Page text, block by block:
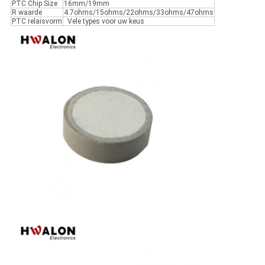
PTC Chip Size
16mm/19mm
R waarde
4.7ohms/15ohms/22ohms/33ohms/47ohms
PTC relaisvorm
Vele types voor uw keus